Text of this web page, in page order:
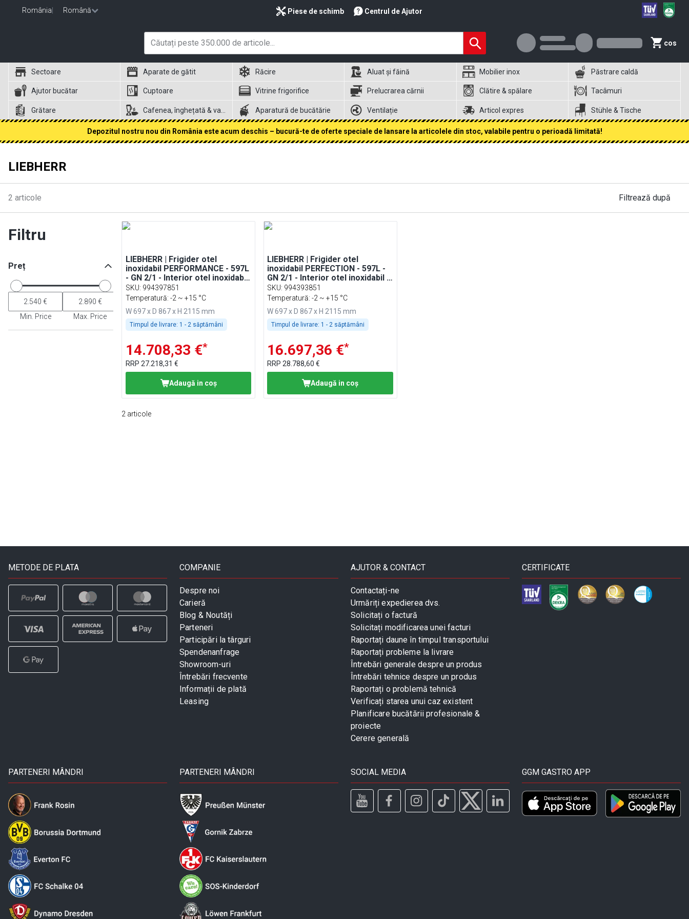
România Română Piese de schimb Centrul de Ajutor
cos
Sectoare Aparate de gătit Răcire Aluat și făină Mobilier inox Păstrare caldă
Ajutor bucătar Cuptoare Vitrine frigorifice Prelucrarea cărnii Clătire & spălare Tacâmuri
Grătare Aparatură de bucătărie Ventilație Articol expres Stühle & Tische
Depozitul nostru nou din România este acum deschis – bucură-te de oferte speciale de lansare la articolele din stoc, valabile pentru o perioadă limitată!
LIEBHERR
2 articole Filtrează după
Filtru
Preț
Min. Price Max. Price
LIEBHERR | Frigider otel
inoxidabil PERFORMANCE - 597L
- GN 2/1 - Interior otel inoxidabil
- cu 1 ușă
SKU: 994397851
Temperatură: -2 ~ +15 °C
W 697 x D 867 x H 2115 mm
Timpul de livrare: 1 - 2 săptămâni
14.708,33 €*
RRP 27.218,31 €
Adaugă in coş
LIEBHERR | Frigider otel
inoxidabil PERFECTION - 597L -
GN 2/1 - Interior otel inoxidabil -
cu 1 ușă și WiFi
SKU: 994393851
Temperatură: -2 ~ +15 °C
W 697 x D 867 x H 2115 mm
Timpul de livrare: 1 - 2 săptămâni
16.697,36 €*
RRP28.788,60 €
Adaugă in coş
2 articole
METODE DE PLATA COMPANIE
Despre noi
Carieră
Blog & Noutăți
Parteneri
Participări la târguri
Spendenanfrage
Showroom-uri
Întrebări frecvente
Informații de plată
Leasing
AJUTOR & CONTACT
Contactați-ne
Urmăriți expedierea dvs.
Solicitați o factură
Solicitați modificarea unei facturi
Raportați daune în timpul transportului
Raportați probleme la livrare
Întrebări generale despre un produs
Întrebări tehnice despre un produs
Raportați o problemă tehnică
Verificați starea unui caz existent
Planificare bucătării profesionale &
proiecte
Cerere generală
CERTIFICATE
PARTENERI MÂNDRI PARTENERI MÂNDRI SOCIAL MEDIA GGM GASTRO APP